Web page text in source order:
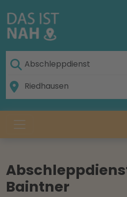
Baintner